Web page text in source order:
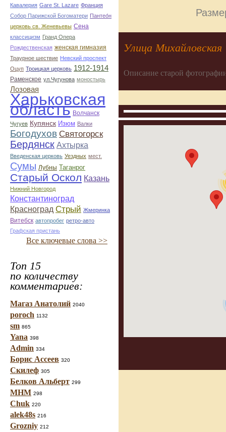
Кавалерия Gare St. Lazare Франция
Собор Парижской Богоматери Пантео́н
церковь св. Женевьевы Сена
классицизм Гранд Опера
Рождественская женская гимназия
Траурное шествие Невский проспект
Оцуп Троицкая церковь 1912-1914
Раменское ул.Чугунова моностырь
Лозовая
Харьковская
область Волчанск
Чугуев Купянск Изюм Валки
Богодухов Святогорск
Бердянск Ахтырка
Введенская церковь Уездных мест.
Сумы Лубны Таганрог
Старый Оскол Казань
Нижний Новгород
Константиноград
Красноград Стрый Жмеринка
Витебск автопробег ретро-авто
Графская пристань
Все ключевые слова >>
Топ 15
по количеству
комментариев:
Магаз Анатолий 2040
poroch 1132
sm 865
Yana 398
Admin 334
Борис Ассеев 320
Скилеф 305
Белков Альберт 299
МНМ 298
Chuk 220
alek48s 216
Grozniy 212
Улица Михайловская
Описание старой